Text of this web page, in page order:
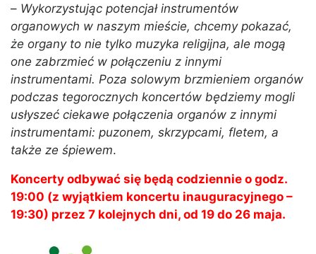
– Wykorzystując potencjał instrumentów
organowych w naszym mieście, chcemy pokazać,
że organy to nie tylko muzyka religijna, ale mogą
one zabrzmieć w połączeniu z innymi
instrumentami. Poza solowym brzmieniem organów
podczas tegorocznych koncertów będziemy mogli
usłyszeć ciekawe połączenia organów z innymi
instrumentami: puzonem, skrzypcami, fletem, a
także ze śpiewem.
Koncerty odbywać się będą codziennie o godz.
19:00 (z wyjątkiem koncertu inauguracyjnego –
19:30) przez 7 kolejnych dni, od 19 do 26 maja.